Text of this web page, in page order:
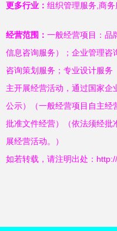
更多行业： 组织管理服务,商
经营范围： 一般经营项目：品
信息咨询服务）；企业管理咨
咨询策划服务；专业设计服务
主开展经营活动，通过国家
公示）（一般经营项目自主经
批准文件经营）（依法须经批
展经营活动。）
如若转载，请注明出处：